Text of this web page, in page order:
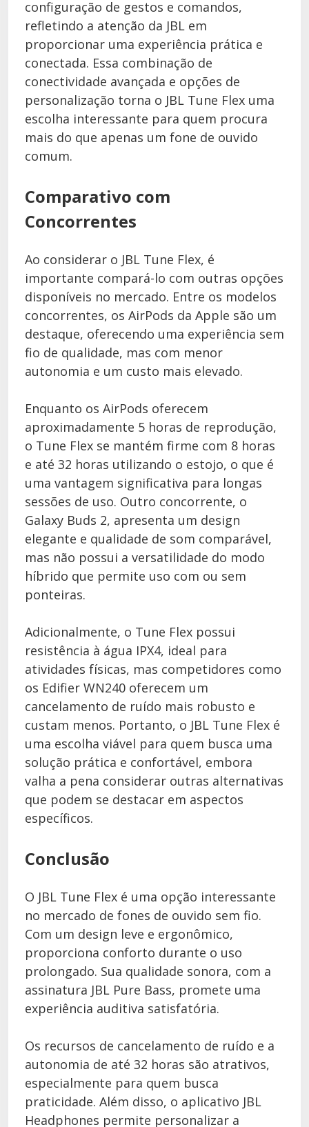
configuração de gestos e comandos,
refletindo a atenção da JBL em
proporcionar uma experiência prática e
conectada. Essa combinação de
conectividade avançada e opções de
personalização torna o JBL Tune Flex uma
escolha interessante para quem procura
mais do que apenas um fone de ouvido
comum.
Comparativo com
Concorrentes
Ao considerar o JBL Tune Flex, é
importante compará-lo com outras opções
disponíveis no mercado. Entre os modelos
concorrentes, os AirPods da Apple são um
destaque, oferecendo uma experiência sem
fio de qualidade, mas com menor
autonomia e um custo mais elevado.
Enquanto os AirPods oferecem
aproximadamente 5 horas de reprodução,
o Tune Flex se mantém firme com 8 horas
e até 32 horas utilizando o estojo, o que é
uma vantagem significativa para longas
sessões de uso. Outro concorrente, o
Galaxy Buds 2, apresenta um design
elegante e qualidade de som comparável,
mas não possui a versatilidade do modo
híbrido que permite uso com ou sem
ponteiras.
Adicionalmente, o Tune Flex possui
resistência à água IPX4, ideal para
atividades físicas, mas competidores como
os Edifier WN240 oferecem um
cancelamento de ruído mais robusto e
custam menos. Portanto, o JBL Tune Flex é
uma escolha viável para quem busca uma
solução prática e confortável, embora
valha a pena considerar outras alternativas
que podem se destacar em aspectos
específicos.
Conclusão
O JBL Tune Flex é uma opção interessante
no mercado de fones de ouvido sem fio.
Com um design leve e ergonômico,
proporciona conforto durante o uso
prolongado. Sua qualidade sonora, com a
assinatura JBL Pure Bass, promete uma
experiência auditiva satisfatória.
Os recursos de cancelamento de ruído e a
autonomia de até 32 horas são atrativos,
especialmente para quem busca
praticidade. Além disso, o aplicativo JBL
Headphones permite personalizar a